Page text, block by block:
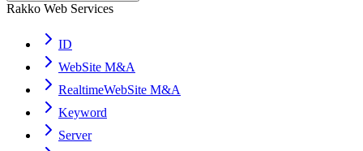
Rakko Web Services
ID
WebSite M&A
RealtimeWebSite M&A
Keyword
Server